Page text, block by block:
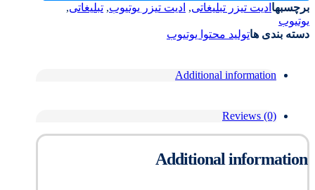
برچسبها ادیت تیزر تبلیغاتی, ادیت تیزر یوتیوب, تبلیغاتی,
یوتیوب
دسته بندی هاتولید محتوا یوتیوب
Additional information
Reviews (0)
Additional information